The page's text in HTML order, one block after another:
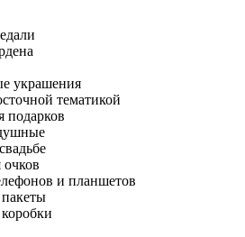
украшения
тематикой
и планшетов